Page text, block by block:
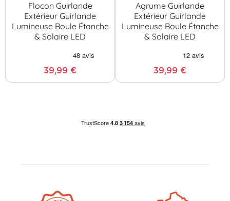
Flocon Guirlande
Extérieur Guirlande
Lumineuse Boule Étanche
& Solaire LED
39,99 €
Agrume Guirlande
Extérieur Guirlande
Lumineuse Boule Étanche
& Solaire LED
39,99 €